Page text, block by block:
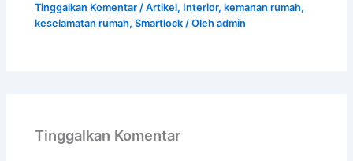
Tinggalkan Komentar /Artikel, Interior,kemanan rumah,
keselamatan rumah,Smartlock / Olehadmin
Tinggalkan Komentar